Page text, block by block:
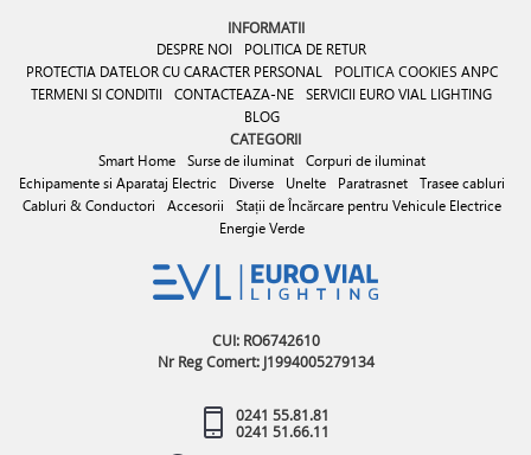
INFORMATII
DESPRE NOI
POLITICA DE RETUR
PROTECTIA DATELOR CU CARACTER PERSONAL
POLITICA COOKIES ANPC
TERMENI SI CONDITII
CONTACTEAZA-NE SERVICII EURO VIAL LIGHTING
BLOG
CATEGORII
Smart Home Surse de iluminat
Corpuri de iluminat
Echipamente si Aparataj Electric
Diverse Unelte Paratrasnet
Trasee cabluri
Cabluri & Conductori
Accesorii
Stații de Încărcare pentru Vehicule Electrice
Energie Verde
CUI: RO6742610
Nr Reg Comert: J1994005279134
0241 55.81.81
0241 51.66.11